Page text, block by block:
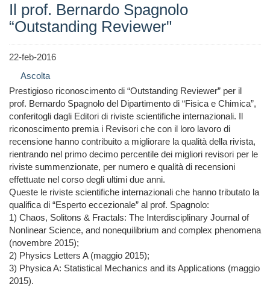
Il prof. Bernardo Spagnolo
“Outstanding Reviewer"
22-feb-2016
Ascolta
Prestigioso riconoscimento di “Outstanding Reviewer” per il
prof. Bernardo Spagnolo del Dipartimento di “Fisica e Chimica”,
conferitogli dagli Editori di riviste scientifiche internazionali. Il
riconoscimento premia i Revisori che con il loro lavoro di
recensione hanno contribuito a migliorare la qualità della rivista,
rientrando nel primo decimo percentile dei migliori revisori per le
riviste summenzionate, per numero e qualità di recensioni
effettuate nel corso degli ultimi due anni.
Queste le riviste scientifiche internazionali che hanno tributato la
qualifica di “Esperto eccezionale” al prof. Spagnolo:
1) Chaos, Solitons & Fractals: The Interdisciplinary Journal of
Nonlinear Science, and nonequilibrium and complex phenomena
(novembre 2015);
2) Physics Letters A (maggio 2015);
3) Physica A: Statistical Mechanics and its Applications (maggio
2015).